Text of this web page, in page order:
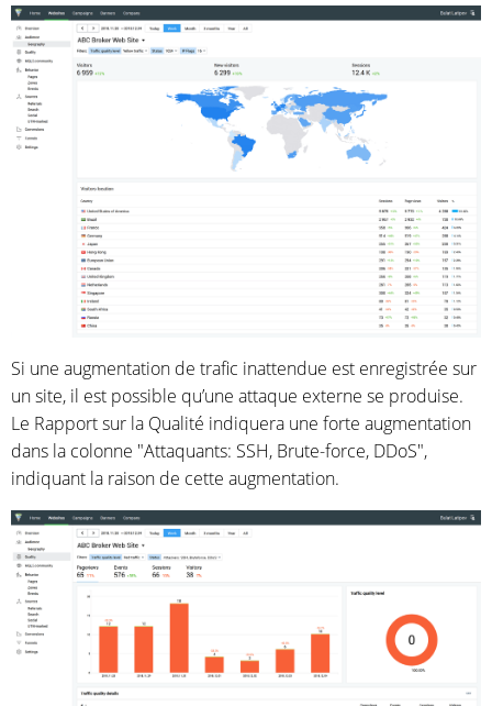
Si une augmentation de trafic inattendue est enregistrée sur
un site, il est possible qu’une attaque externe se produise.
Le Rapport sur la Qualité indiquera une forte augmentation
dans la colonne "Attaquants: SSH, Brute-force, DDoS",
indiquant la raison de cette augmentation.